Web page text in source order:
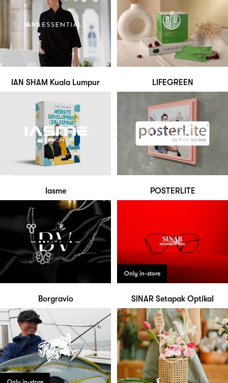
IAN SHAM Kuala Lumpur LIFEGREEN
Iasme POSTERLITE
Borgravio
Only in-store
SINAR Setapak Optikal